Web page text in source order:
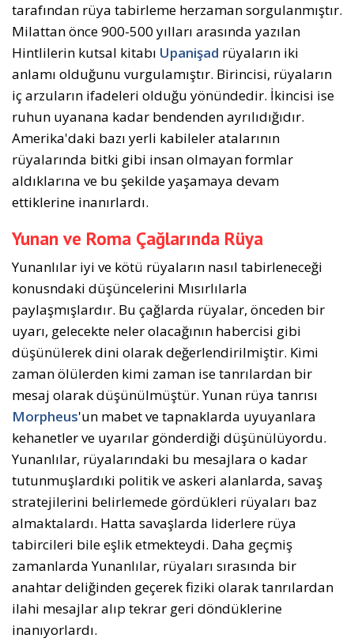
tarafından rüya tabirleme herzaman sorgulanmıştır.
Milattan önce 900-500 yılları arasında yazılan
Hintlilerin kutsal kitabı Upanişad rüyaların iki
anlamı olduğunu vurgulamıştır. Birincisi, rüyaların
iç arzuların ifadeleri olduğu yönündedir. İkincisi ise
ruhun uyanana kadar bendenden ayrılıdığıdır.
Amerika'daki bazı yerli kabileler atalarının
rüyalarında bitki gibi insan olmayan formlar
aldıklarına ve bu şekilde yaşamaya devam
ettiklerine inanırlardı.
Yunan ve Roma Çağlarında Rüya
Yunanlılar iyi ve kötü rüyaların nasıl tabirleneceği
konusndaki düşüncelerini Mısırlılarla
paylaşmışlardır. Bu çağlarda rüyalar, önceden bir
uyarı, gelecekte neler olacağının habercisi gibi
düşünülerek dini olarak değerlendirilmiştir. Kimi
zaman ölülerden kimi zaman ise tanrılardan bir
mesaj olarak düşünülmüştür. Yunan rüya tanrısı
Morpheus'un mabet ve tapnaklarda uyuyanlara
kehanetler ve uyarılar gönderdiği düşünülüyordu.
Yunanlılar, rüyalarındaki bu mesajlara o kadar
tutunmuşlardıki politik ve askeri alanlarda, savaş
stratejilerini belirlemede gördükleri rüyaları baz
almaktalardı. Hatta savaşlarda liderlere rüya
tabircileri bile eşlik etmekteydi. Daha geçmiş
zamanlarda Yunanlılar, rüyaları sırasında bir
anahtar deliğinden geçerek fiziki olarak tanrılardan
ilahi mesajlar alıp tekrar geri döndüklerine
inanıyorlardı.